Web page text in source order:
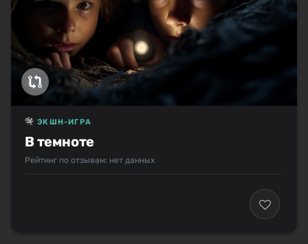
В темноте
ЭКШН-ИГРА
Рейтинг по отзывам: нет данных